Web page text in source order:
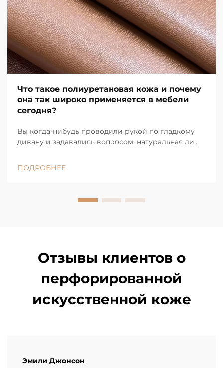
Что такое полиуретановая кожа и почему
она так широко применяется в мебели
сегодня?
Вы когда-нибудь проводили рукой по гладкому
дивану и задавались вопросом, натуральная ли
повсюду: от модных диванов для квартир до
ПОДРОБНЕЕ
Отзывы клиентов о
перфорированной
искусственной коже
Эмили Джонсон